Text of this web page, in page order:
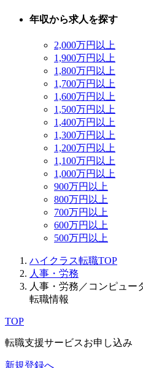
年収から求人を探す
2,000万円以上
1,900万円以上
1,800万円以上
1,700万円以上
1,600万円以上
1,500万円以上
1,400万円以上
1,300万円以上
1,200万円以上
1,100万円以上
1,000万円以上
900万円以上
800万円以上
700万円以上
600万円以上
500万円以上
ハイクラス転職TOP
人事・労務
人事・労務／コンピュー
転職情報
TOP
転職支援サービスお申し込み
新規登録へ